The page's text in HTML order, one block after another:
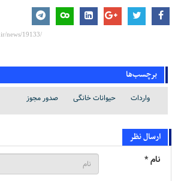
برچسب‌ها
واردات حیوانات خانگی صدور مجوز
ارسال نظر
نام *